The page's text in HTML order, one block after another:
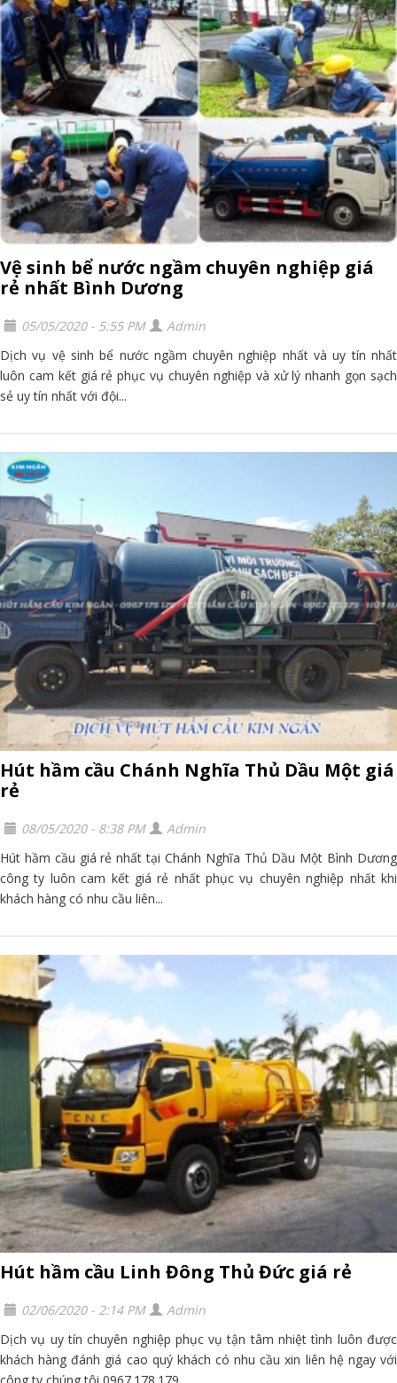
Vệ sinh bể nước ngầm chuyên nghiệp giá
rẻ nhất Bình Dương
05/05/2020 - 5:55 PM
Admin
Dịch vụ vệ sinh bể nước ngầm chuyên nghiệp nhất và uy tín nhất
luôn cam kết giá rẻ phục vụ chuyên nghiệp và xử lý nhanh gọn sạch
sẻ uy tín nhất với đội...
Hút hầm cầu Chánh Nghĩa Thủ Dầu Một giá
rẻ
08/05/2020 - 8:38 PM
Admin
Hút hầm cầu giá rẻ nhất tại Chánh Nghĩa Thủ Dầu Một Bình Dương
công ty luôn cam kết giá rẻ nhất phục vụ chuyên nghiệp nhất khi
khách hàng có nhu cầu liên...
Hút hầm cầu Linh Đông Thủ Đức giá rẻ
02/06/2020 - 2:14 PM
Admin
Dịch vụ uy tín chuyên nghiệp phục vụ tận tâm nhiệt tình luôn được
khách hàng đánh giá cao quý khách có nhu cầu xin liên hệ ngay với